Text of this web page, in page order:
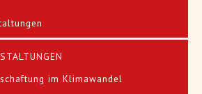
zur Kiefer und Laubwald
Exkursion nach Deutschland
im Klimawandel